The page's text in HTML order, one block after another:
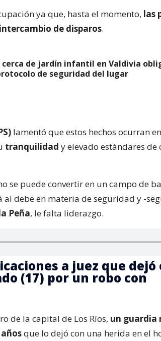
ya que, hasta el momento, las
de disparos.
cerca de jardín infantil en Valdivia
de seguridad del lugar
lamentó que estos hechos ocurran
tranquilidad y elevado estándares de
se puede convertir en un campo de
al debe en materia de seguridad y -
Peña, le falta liderazgo.
a juez que dejó
(17) por un robo con
de la capital de Los Ríos, un guardia
que lo dejó con una herida en el